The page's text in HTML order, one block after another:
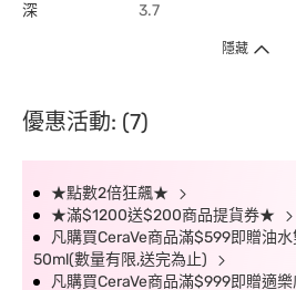
深 3.7
隱藏
優惠活動: (7)
★點數2倍狂飆★
★滿$1200送$200商品提貨券★
凡購買CeraVe商品滿$599即贈油
50ml(數量有限,送完為止)
凡購買CeraVe商品滿$999即贈適